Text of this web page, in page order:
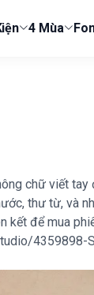
4 Mùa
chữ viết
thư từ, và
kết để mua
4359898-
ngay Giấy ăn